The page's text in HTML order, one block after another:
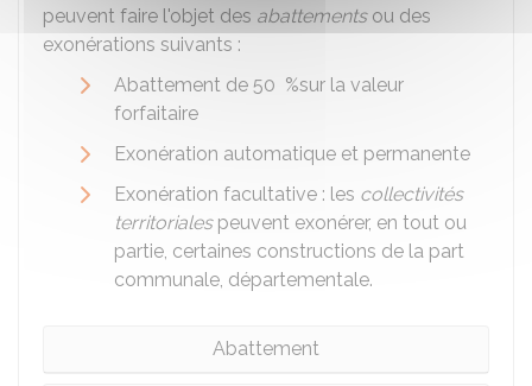
peuvent faire l'objet des abattementsou des
exonérations suivants :
Abattement de 50 %sur la valeur
forfaitaire
Exonération automatique et permanente
Exonération facultative : les collectivités
territorialespeuvent exonérer, en tout ou
partie, certaines constructions de la part
communale, départementale.
Abattement